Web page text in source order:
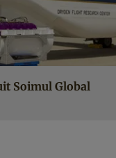
Soimul Global